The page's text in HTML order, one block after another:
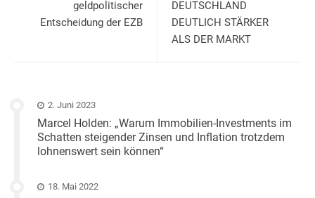
geldpolitischer
Entscheidung der EZB
DEUTSCHLAND
DEUTLICH STÄRKER
ALS DER MARKT
2. Juni 2023
Marcel Holden: „Warum Immobilien-Investments im
Schatten steigender Zinsen und Inflation trotzdem
lohnenswert sein können“
18. Mai 2022